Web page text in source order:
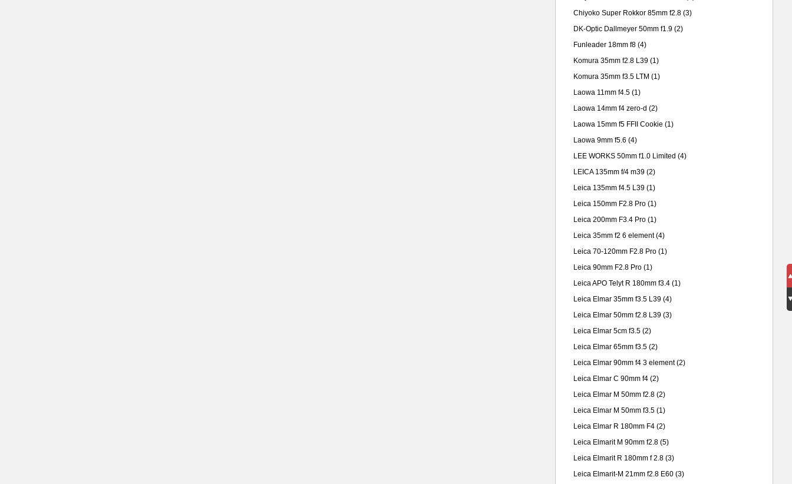
Chiyoko Super Rokkor 85mm f2.8 (3)
DK-Optic Dallmeyer 50mm f1.9 (2)
Funleader 18mm f8 (4)
Komura 35mm f2.8 L39 (1)
Komura 35mm f3.5 LTM (1)
Laowa 11mm f4.5 (1)
Laowa 14mm f4 zero-d (2)
Laowa 15mm f5 FFII Cookie (1)
Laowa 9mm f5.6 (4)
LEE WORKS 50mm f1.0 Limited (4)
LEICA 135mm f/4 m39 (2)
Leica 135mm f4.5 L39 (1)
Leica 150mm F2.8 Pro (1)
Leica 200mm F3.4 Pro (1)
Leica 35mm f2 6 element(4)
Leica 70-120mm F2.8 Pro (1)
Leica 90mm F2.8 Pro (1)
Leica APO Telyt R 180mm f3.4 (1)
Leica Elmar 35mm f3.5 L39 (4)
Leica Elmar 50mm f2.8 L39 (3)
Leica Elmar 5cm f3.5 (2)
Leica Elmar 65mm f3.5 (2)
Leica Elmar 90mm f4 3 element(2)
Leica Elmar C 90mm f4 (2)
Leica Elmar M 50mm f2.8 (2)
Leica Elmar M 50mm f3.5 (1)
Leica Elmar R 180mm F4 (2)
Leica Elmarit M 90mm f2.8 (5)
Leica Elmarit R 180mm f 2.8 (3)
Leica Elmarit-M 21mm f2.8 E60 (3)